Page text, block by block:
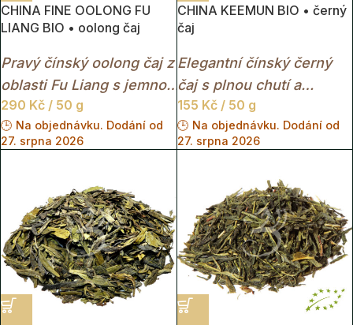
CHINA FINE OOLONG FU
LIANG BIO • oolong čaj
Pravý čínský oolong čaj z
oblasti Fu Liang s jemnou
květinovou chutí a
světlým nálevem.
290 Kč / 50 g
🕒 Na objednávku. Dodání od
27. srpna 2026
CHINA KEEMUN BIO • černý
čaj
Elegantní čínský černý
čaj s plnou chutí a
jemnými ovocnými tóny.
155 Kč/ 50 g
🕒 Na objednávku. Dodání od
27. srpna 2026